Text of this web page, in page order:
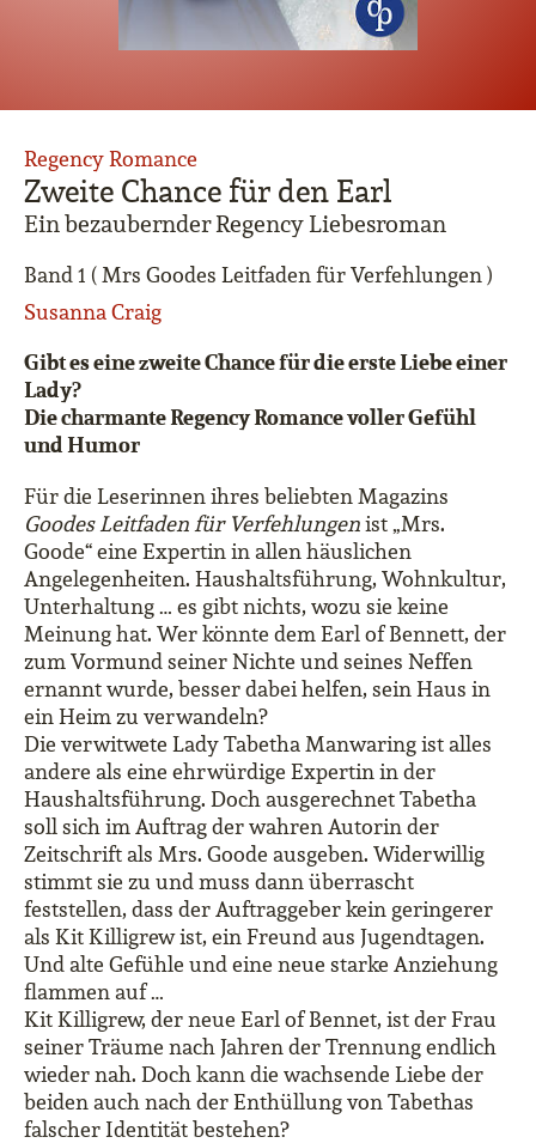
Zweite Chance für den Earl
Ein bezaubernder Regency Liebesroman
Band 1 ( Mrs Goodes Leitfaden für Verfehlungen )
Susanna Craig
Regency Romance
Gibt es eine zweite Chance für die erste Liebe einer
Lady?
Die charmante Regency Romance voller Gefühl
und Humor
Für die Leserinnen ihres beliebten Magazins
Goodes Leitfaden für Verfehlungenist „Mrs.
Goode“ eine Expertin in allen häuslichen
Angelegenheiten. Haushaltsführung, Wohnkultur,
Unterhaltung … es gibt nichts, wozu sie keine
Meinung hat. Wer könnte dem Earl of Bennett, der
zum Vormund seiner Nichte und seines Neffen
ernannt wurde, besser dabei helfen, sein Haus in
ein Heim zu verwandeln?
Die verwitwete Lady Tabetha Manwaring ist alles
andere als eine ehrwürdige Expertin in der
Haushaltsführung. Doch ausgerechnet Tabetha
soll sich im Auftrag der wahren Autorin der
Zeitschrift als Mrs. Goode ausgeben. Widerwillig
stimmt sie zu und muss dann überrascht
feststellen, dass der Auftraggeber kein geringerer
als Kit Killigrew ist, ein Freund aus Jugendtagen.
Und alte Gefühle und eine neue starke Anziehung
flammen auf …
Kit Killigrew, der neue Earl of Bennet, ist der Frau
seiner Träume nach Jahren der Trennung endlich
wieder nah. Doch kann die wachsende Liebe der
beiden auch nach der Enthüllung von Tabethas
falscher Identität bestehen?